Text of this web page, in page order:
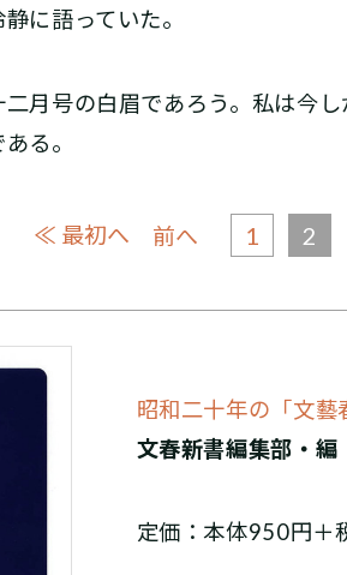
に語っていた。
月号の白眉であろう。私は今
る。
≪ 最初へ 前へ 1 2
昭和二十年の「文藝
文春新書編集部・編
定価：本体950円